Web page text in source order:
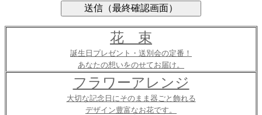
花 束
誕生日プレゼント・送別会の定番！
あなたの想いをのせてお届け。
フラワーアレンジ
大切な記念日にそのまま器ごと飾れる
デザイン豊富なお花です。